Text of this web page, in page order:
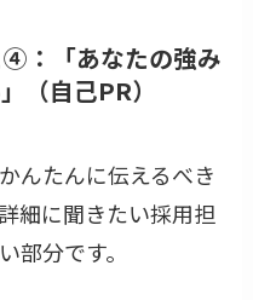
：「あなたの強み
（自己PR）
んたんに伝えるべき
細に聞きたい採用担
部分です。